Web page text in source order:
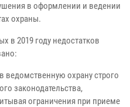
в оформлении и ведении
охраны.
в 2019 году недостатков
ведомственную охрану строго
законодательства,
ограничения при приеме